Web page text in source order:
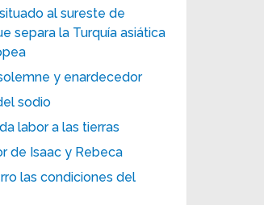
al sureste de
separa la Turquía asiática
y enardecedor
sodio
labor a las tierras
de Isaac y Rebeca
las condiciones del